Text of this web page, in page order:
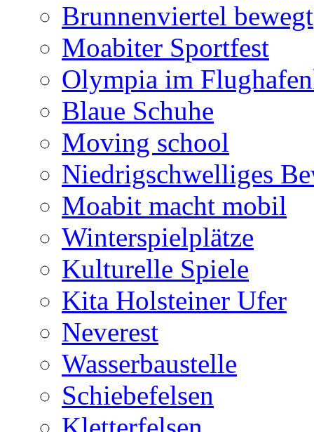
Brunnenviertel bewegt
Moabiter Sportfest
Olympia im
Blaue Schuhe
Moving school
Niedrigschwelliges
Moabit macht mobil
Winterspielplätze
Kulturelle Spiele
Kita Holsteiner Ufer
Neverest
Wasserbaustelle
Schiebefelsen